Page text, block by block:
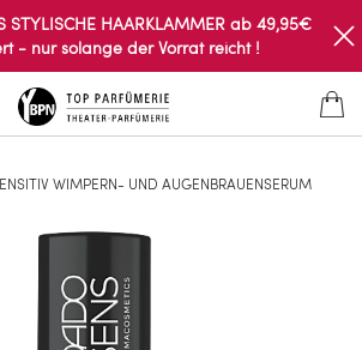
STYLISCHE HAARKLAMMER ab 49,95€
- nur solange der Vorrat reicht !
WIMPERN- UND AUGENBRAUENSERUM